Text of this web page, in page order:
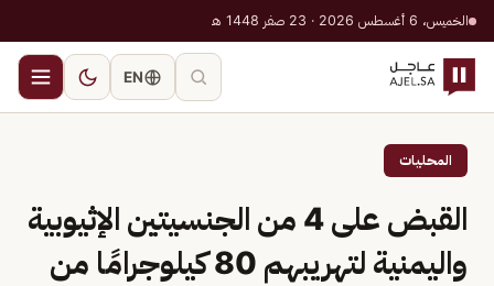
الخميس، 6 أغسطس 2026 · 23 صفر 1448 هـ
EN
المحليات
القبض على 4 من الجنسيتين الإثيوبية
واليمنية لتهريبهم 80 كيلوجرامًا من